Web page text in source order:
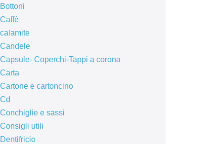
Bottoni
Caffè
calamite
Candele
Capsule- Coperchi-Tappi a corona
Carta
Cartone e cartoncino
Cd
Conchiglie e sassi
Consigli utili
Dentifricio